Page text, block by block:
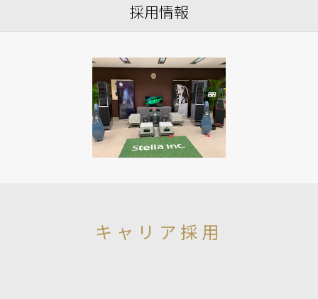
採用情報
キャリア採用